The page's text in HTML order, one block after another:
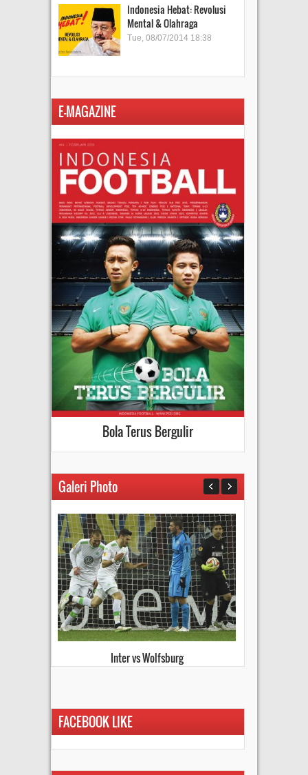
Indonesia Hebat: Revolusi
Mental & Olahraga
Tue, 08/07/2014 18:38
E-MAGAZINE
Bola Terus Bergulir
Galeri Photo
Kiev vs Everton
FACEBOOK LIKE